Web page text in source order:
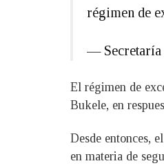
régimen de
— Secretaría
El régimen de
Bukele, en
Desde entonces,
en materia de